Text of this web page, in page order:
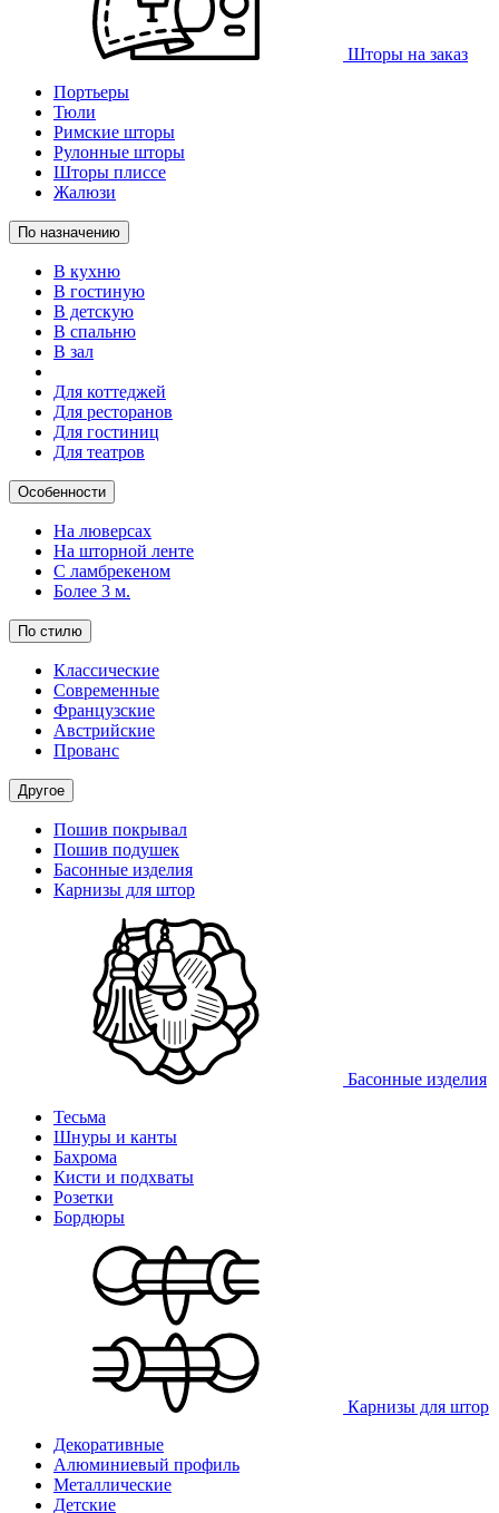
Шторы на заказ
Портьеры
Тюли
Римские шторы
Рулонные шторы
Шторы плиссе
Жалюзи
По назначению
В кухню
В гостиную
В детскую
В спальню
В зал
Для коттеджей
Для ресторанов
Для гостиниц
Для театров
Особенности
На люверсах
На шторной ленте
С ламбрекеном
Более 3 м.
По стилю
Классические
Современные
Французские
Австрийские
Прованс
Другое
Пошив покрывал
Пошив подушек
Басонные изделия
Карнизы для штор
Басонные изделия
Тесьма
Шнуры и канты
Бахрома
Кисти и подхваты
Розетки
Бордюры
Карнизы для штор
Декоративные
Алюминиевый профиль
Металлические
Детские